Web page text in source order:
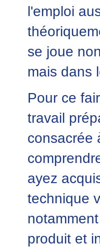
l'emploi
se joue
mais dans
Pour ce
travail
consacrée
ayez
technique
produit et